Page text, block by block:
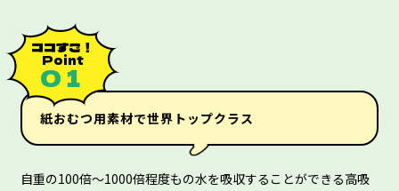
ココすご！
Point
０１
紙おむつ用素材で世界トップクラス
自重の100倍～1000倍程度もの水を吸収することができる高吸